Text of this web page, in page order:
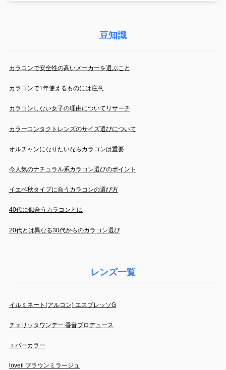
豆知識
カラコンで安全性の高いメーカーを選ぶこと
カラコンで1年使えるものには注意
カラコンしない女子の理由についてリサーチ
カラーコンタクトレンズのサイズ選びについて
オルチャンになりたいならカラコンは重要
今人気のナチュラル系カラコン選びのポイント
イエベ秋タイプに合うカラコンの選び方
40代に似合うカラコンとは
20代とは異なる30代からのカラコン選び
レンズ一覧
イルミネート(アルコン) エスプレッソG
チェリッタワンデー 香音プロデュース
エバーカラー
loveil ブラウンミラージュ